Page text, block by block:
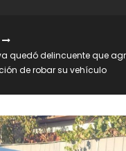
quedó delincuente que
de robar su vehículo